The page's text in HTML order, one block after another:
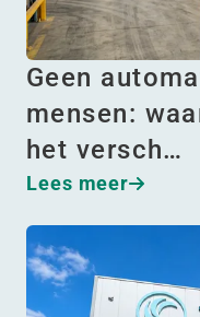
Geen
mensen:
het versch…
Lees meer